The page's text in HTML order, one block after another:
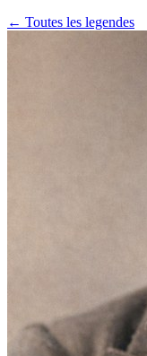
← Toutes les legendes